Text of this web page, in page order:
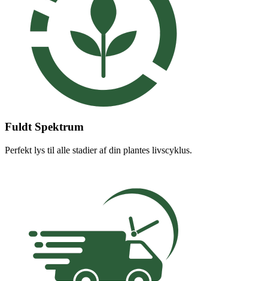
Fuldt Spektrum
Perfekt lys til alle stadier af din plantes livscyklus.